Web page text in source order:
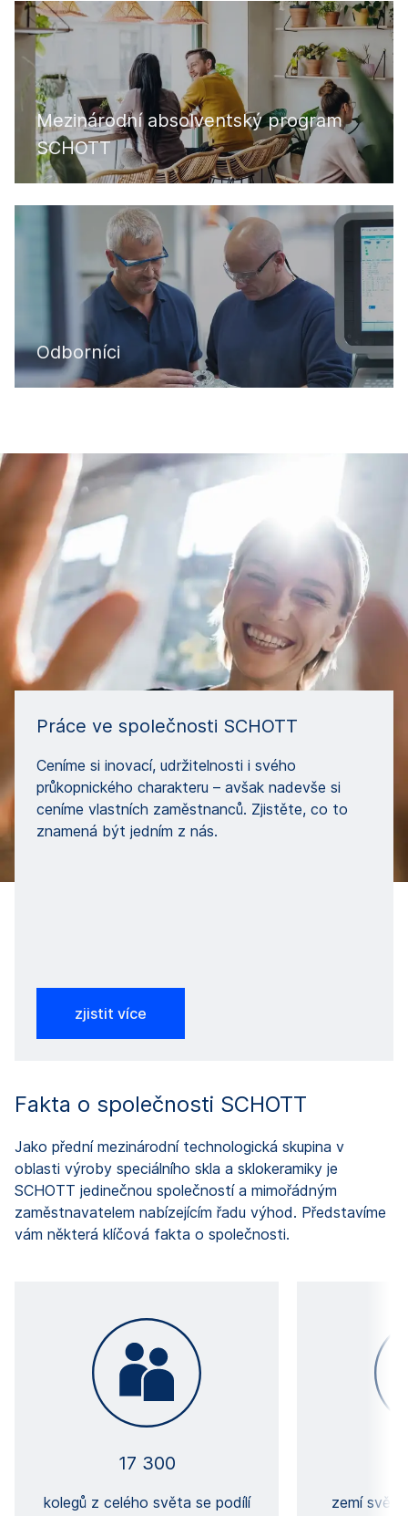
Mezinárodní absolventský program
SCHOTT
Odborníci
Práce ve společnosti SCHOTT
Ceníme si inovací, udržitelnosti i svého
průkopnického charakteru – avšak nadevše si
ceníme vlastních zaměstnanců. Zjistěte, co to
znamená být jedním z nás.
zjistit více
Fakta o společnosti SCHOTT
Jako přední mezinárodní technologická skupina v
oblasti výroby speciálního skla a sklokeramiky je
SCHOTT jedinečnou společností a mimořádným
zaměstnavatelem nabízejícím řadu výhod. Představíme
vám některá klíčová fakta o společnosti.
17 300
kolegů z celého světa se podílí
zemí